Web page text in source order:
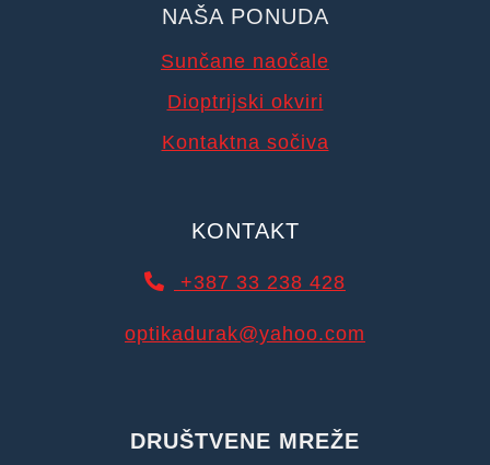
NAŠA PONUDA
Sunčane naočale
Dioptrijski okviri
Kontaktna sočiva
KONTAKT
+387 33 238 428
optikadurak@yahoo.com
DRUŠTVENE MREŽE